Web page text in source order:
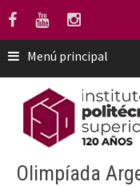
Saltar
contenido
Menú principal
Olimpíada